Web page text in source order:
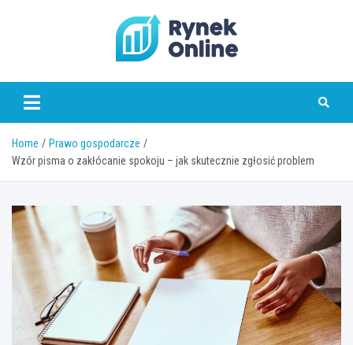
www.rynekonline.pl
Home
Prawo gospodarcze
Wzór pisma o zakłócanie spokoju – jak skutecznie zgłosić problem